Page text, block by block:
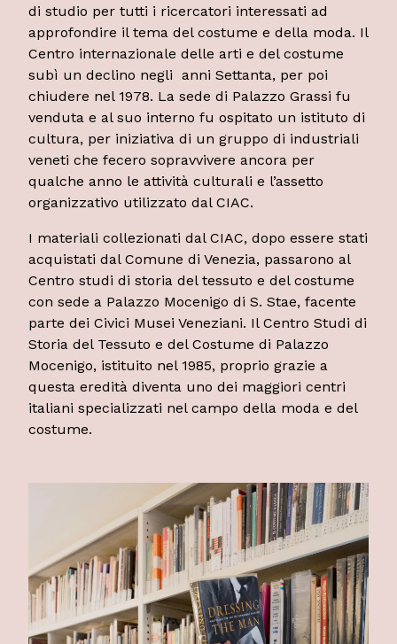
di studio per tutti i ricercatori interessati ad
approfondire il tema del costume e della moda. Il
Centro internazionale delle arti e del costume
subì un declino negli anni Settanta, per poi
chiudere nel 1978. La sede di Palazzo Grassi fu
venduta e al suo interno fu ospitato un istituto di
cultura, per iniziativa di un gruppo di industriali
veneti che fecero sopravvivere ancora per
qualche anno le attività culturali e l’assetto
organizzativo utilizzato dal CIAC.
I materiali collezionati dal CIAC, dopo essere stati
acquistati dal Comune di Venezia, passarono al
Centro studi di storia del tessuto e del costume
con sede a Palazzo Mocenigo di S. Stae, facente
parte dei Civici Musei Veneziani. Il Centro Studi di
Storia del Tessuto e del Costume di Palazzo
Mocenigo, istituito nel 1985, proprio grazie a
questa eredità diventa uno dei maggiori centri
italiani specializzati nel campo della moda e del
costume.